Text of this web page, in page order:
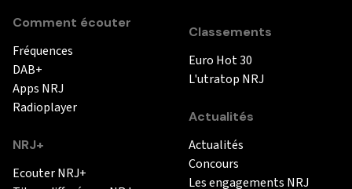
Comment écouter
Fréquences
DAB+
Apps NRJ
Radioplayer
NRJ+
Ecouter NRJ+
Classements
Euro Hot 30
L'utratop NRJ
Actualités
Actualités
Concours
Les engagements NRJ